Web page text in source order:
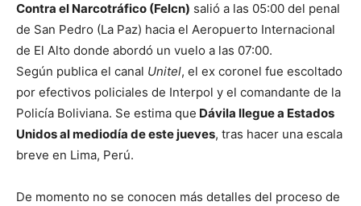
Contra el Narcotráfico (Felcn) salió a las 05:00 del penal
de San Pedro (La Paz) hacia el Aeropuerto Internacional
de El Alto donde abordó un vuelo a las 07:00.
Según publica el canal Unitel, el ex coronel fue escoltado
por efectivos policiales de Interpol y el comandante de la
Policía Boliviana. Se estima que Dávila llegue a Estados
Unidos al mediodía de este jueves, tras hacer una escala
breve en Lima, Perú.
De momento no se conocen más detalles del proceso de